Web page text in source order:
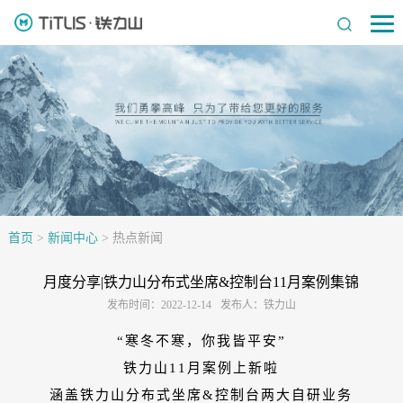
首页 > 新闻中心> 热点新闻
月度分享|铁力山分布式坐席&控制台11月案例集锦
发布时间：2022-12-14 发布人：铁力山
“寒冬不寒，你我皆平安”
铁力山11月案例上新啦
涵盖铁力山分布式坐席&控制台两大自研业务